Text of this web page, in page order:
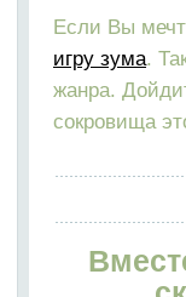
Если Вы
игру зума.
жанра.
сокровища